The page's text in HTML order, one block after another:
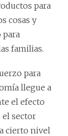
para
cosas y
para
familias.
para
llegue a
el efecto
el sector
cierto nivel